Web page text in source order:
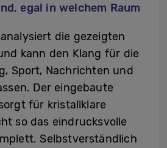
egal in welchem Raum
die gezeigten
kann den Klang für die
Sport, Nachrichten und
Der eingebaute
für kristallklare
so das eindrucksvolle
Selbstverständlich